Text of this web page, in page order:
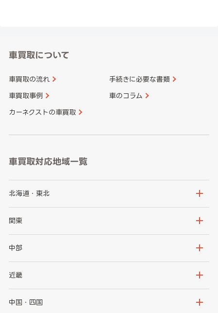
車買取について
車買取の流れ 手続きに必要な書類
車買取事例 車のコラム
カーネクストの車買取
車買取対応地域一覧
北海道・東北
北海道
岩手県
秋田県
関東
茨城県
群馬県
千葉県
中部
新潟県
石川県
近畿
大阪府
中国・四国